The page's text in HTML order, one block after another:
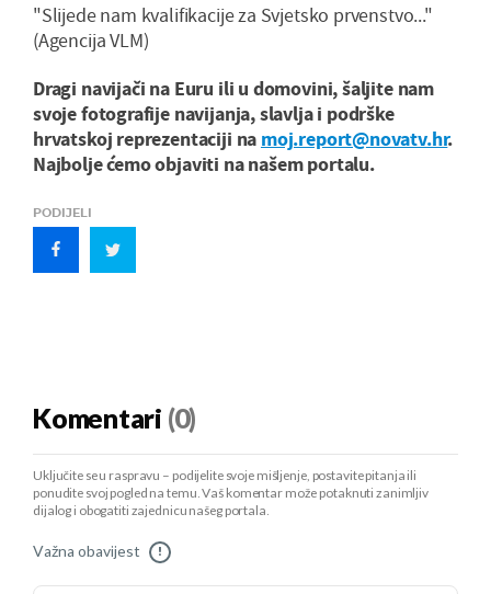
"Slijede nam kvalifikacije za Svjetsko prvenstvo..."
(Agencija VLM)
Dragi navijači na Euru ili u domovini, šaljite nam
svoje fotografije navijanja, slavlja i podrške
hrvatskoj reprezentaciji na moj.report@novatv.hr.
Najbolje ćemo objaviti na našem portalu.
PODIJELI
Komentari (0)
Uključite se u raspravu – podijelite svoje mišljenje, postavite pitanja ili
ponudite svoj pogled na temu. Vaš komentar može potaknuti zanimljiv
dijalog i obogatiti zajednicu našeg portala.
Važna obavijest !